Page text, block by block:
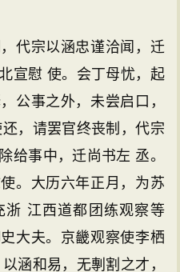
宗以涵忠谨洽闻，迁
宣慰 使。会丁母忧，起
公事之外，未尝启口，
，请罢官终丧制，代宗
给事中，迁尚书左 丞。
。大历六年正月，为苏
浙 江西道都团练观察等
大夫。京畿观察使李栖
涵和易，无剸割之才，